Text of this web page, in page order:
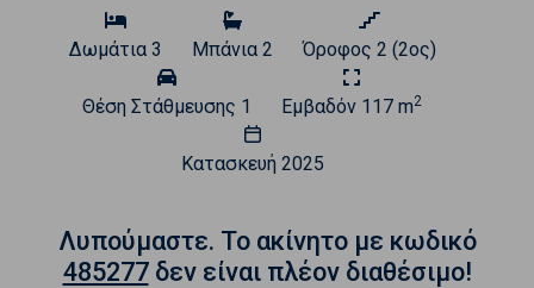
Δωμάτια 3 Μπάνια 2 Όροφος 2 (2ος)
Θέση Στάθμευσης 1 Εμβαδόν 117 m2
Κατασκευή 2025
Λυπούμαστε. To ακίνητο με κωδικό
485277δεν είναι πλέον διαθέσιμο!